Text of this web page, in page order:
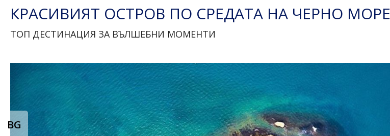
КРАСИВИЯТ ОСТРОВ ПО СРЕДАТА НА ЧЕРНО МОРЕ
ТОП ДЕСТИНАЦИЯ ЗА ВЪЛШЕБНИ МОМЕНТИ
BG